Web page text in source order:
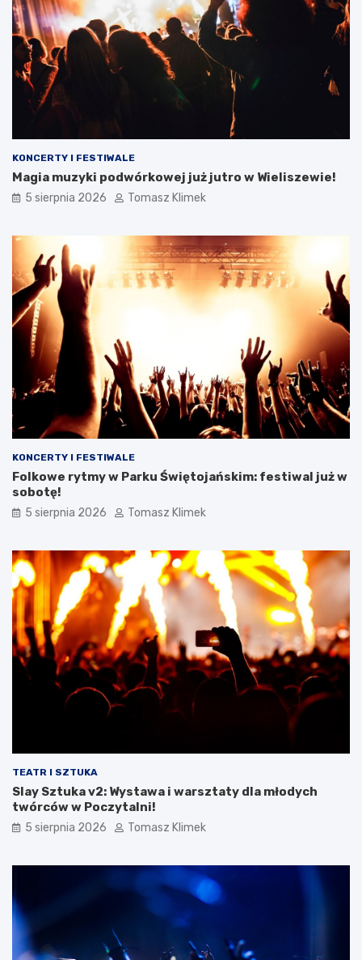
KONCERTY I FESTIWALE
Magia muzyki podwórkowej już jutro w Wieliszewie!
5 sierpnia 2026 Tomasz Klimek
KONCERTY I FESTIWALE
Folkowe rytmy w Parku Świętojańskim: festiwal już w
sobotę!
5 sierpnia 2026 Tomasz Klimek
TEATR I SZTUKA
Slay Sztuka v2: Wystawa i warsztaty dla młodych
twórców w Poczytalni!
5 sierpnia 2026 Tomasz Klimek